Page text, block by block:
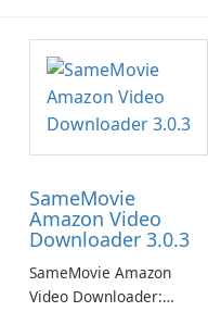
SameMovie
Amazon Video
Downloader 3.0.3
SameMovie Amazon
Video Downloader: